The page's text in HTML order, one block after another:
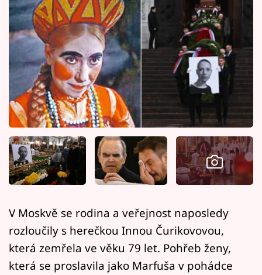
Vztahy
Seriály
Horoskopy
Sledujte prima+
Filmový festival Karlovy Vary
Pořady
Mámy sobě
Přihlášení
Sledujte nás
V Moskvě se rodina a veřejnost naposledy
rozloučily s herečkou Innou Čurikovovou,
která zemřela ve věku 79 let. Pohřeb ženy,
která se proslavila jako Marfuša v pohádce